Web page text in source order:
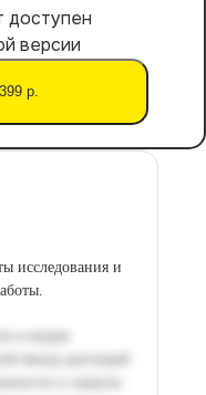
доступен
версии
р.
исследования и